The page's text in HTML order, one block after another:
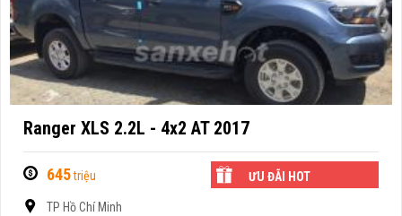
Ranger XLS 2.2L - 4x2 AT 2017
645triệu ƯU ĐÃI HOT
TP Hồ Chí Minh